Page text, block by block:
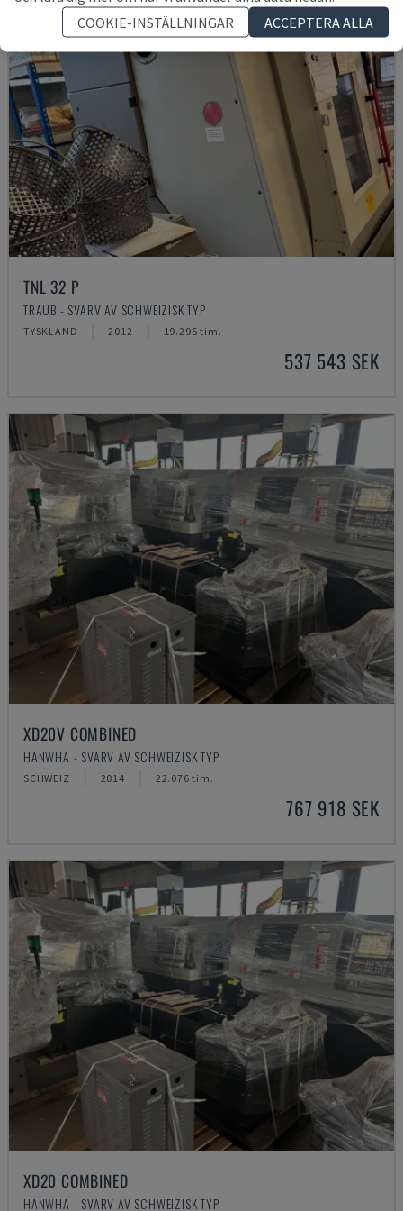
TNL 32 P
TRAUB - SVARV AV SCHWEIZISK TYP
TYSKLAND 2012 19.295 tim.
537 543 SEK
XD20V COMBINED
HANWHA - SVARV AV SCHWEIZISK TYP
SCHWEIZ 2014 22.076 tim.
767 918 SEK
XD20 COMBINED
HANWHA - SVARV AV SCHWEIZISK TYP
COOKIE-INSTÄLLNINGAR
ACCEPTERA ALLA